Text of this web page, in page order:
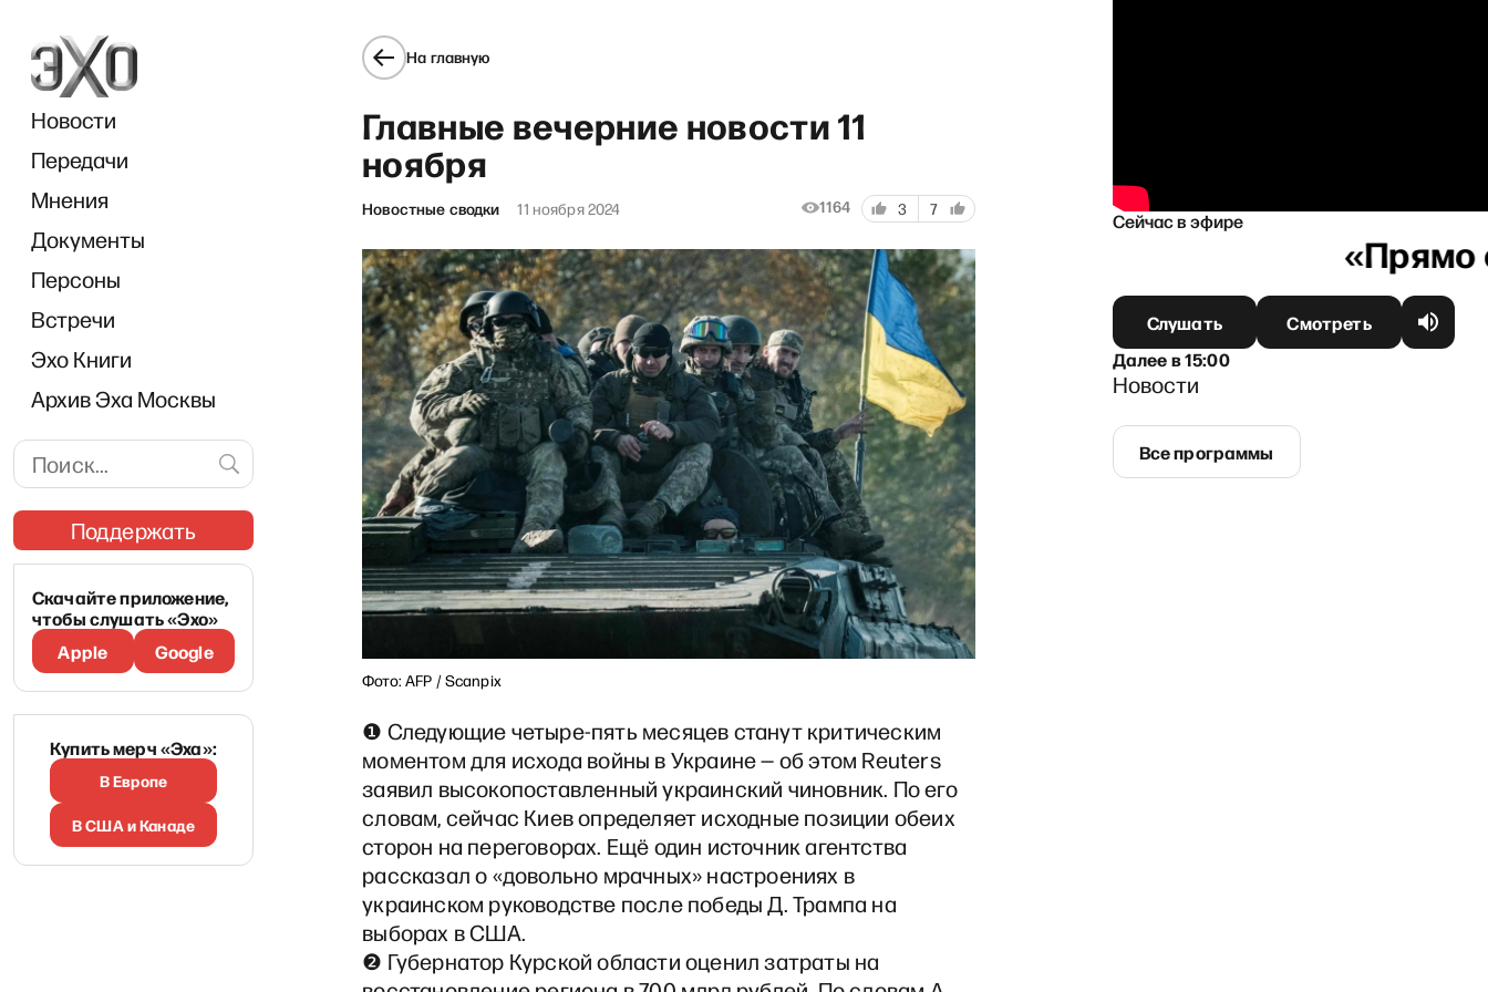
Новости
Передачи
Мнения
Документы
Персоны
Встречи
Эхо Книги
Архив Эха Москвы
Поддержать
Скачайте приложение,
чтобы слушать «Эхо»
Apple
Google
Купить мерч «Эха»:
В Европе
В США и Канаде
На главную
Главные вечерние новости 11
ноября
Новостные сводки 11 ноября 2024 1164 3 7
Фото: AFP / Scanpix
❶ Следующие четыре-пять месяцев станут критическим
моментом для исхода войны в Украине — об этом Reuters
заявил высокопоставленный украинский чиновник. По его
словам, сейчас Киев определяет исходные позиции обеих
сторон на переговорах. Ещё один источник агентства
рассказал о «довольно мрачных» настроениях в
украинском руководстве после победы Д. Трампа на
выборах в США.
❷ Губернатор Курской области оценил затраты на
Сейчас в эфире
«Прямо сейчас» с Ириной Щербаковой
Слушать
Смотреть
Далеев15:00
Новости
Все программы